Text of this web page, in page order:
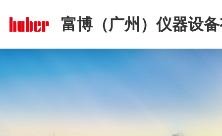
富博（广州）仪器设
司